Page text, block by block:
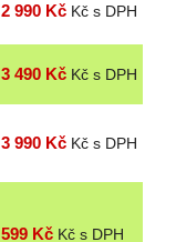
2 990 Kč Kč s DPH
3 490 Kč Kč s DPH
3 990 Kč Kč s DPH
599 Kč Kč s DPH